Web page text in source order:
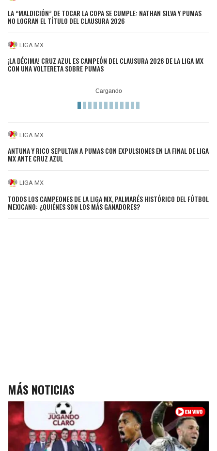
LA “MALDICIÓN” DE TOCAR LA COPA SE CUMPLE: NATHAN SILVA Y PUMAS
NO LOGRAN EL TÍTULO DEL CLAUSURA 2026
LIGA MX
¡LA DÉCIMA! CRUZ AZUL ES CAMPEÓN DEL CLAUSURA 2026 DE LA LIGA MX
CON UNA VOLTERETA SOBRE PUMAS
LIGA MX
ANTUNA Y RICO SEPULTAN A PUMAS CON EXPULSIONES EN LA FINAL DE LIGA
MX ANTE CRUZ AZUL
LIGA MX
TODOS LOS CAMPEONES DE LA LIGA MX, PALMARÉS HISTÓRICO DEL FÚTBOL
MEXICANO: ¿QUIÉNES SON LOS MÁS GANADORES?
MÁS NOTICIAS